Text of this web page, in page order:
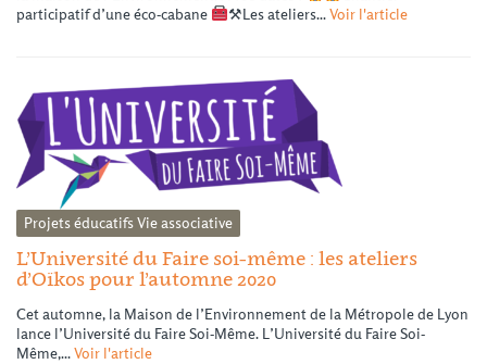
participatif d’une éco-cabane
⚒Les ateliers...Voir l'article
Projets éducatifsVie associative
L’Université du Faire soi-même : les ateliers
d’Oïkos pour l’automne 2020
Cet automne, la Maison de l’Environnement de la Métropole de Lyon
lance l’Université du Faire Soi-Même. L’Université du Faire Soi-
Même,...Voir l'article